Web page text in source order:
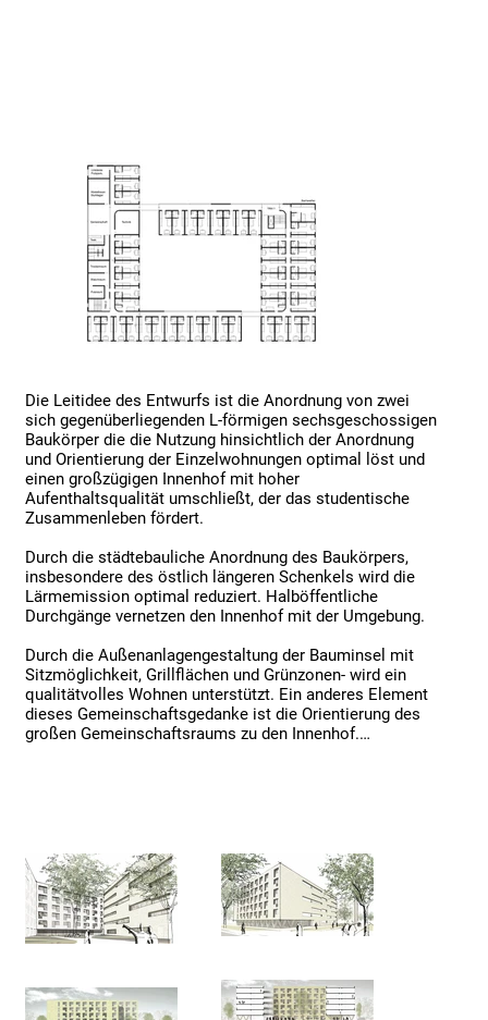
Die Leitidee des Entwurfs ist die Anordnung von zwei
sich gegenüberliegenden L-förmigen sechsgeschossigen
Baukörper die die Nutzung hinsichtlich der Anordnung
und Orientierung der Einzelwohnungen optimal löst und
einen großzügigen Innenhof mit hoher
Aufenthaltsqualität umschließt, der das studentische
Zusammenleben fördert.
Durch die städtebauliche Anordnung des Baukörpers,
insbesondere des östlich längeren Schenkels wird die
Lärmemission optimal reduziert. Halböffentliche
Durchgänge vernetzen den Innenhof mit der Umgebung.
Durch die Außenanlagengestaltung der Bauminsel mit
Sitzmöglichkeit, Grillflächen und Grünzonen- wird ein
qualitätvolles Wohnen unterstützt. Ein anderes Element
dieses Gemeinschaftsgedanke ist die Orientierung des
großen Gemeinschaftsraums zu den Innenhof.
Innenhof von Norden und von Süden gewährleisten eine
Durchquerung des Innenhofs, mit direktem Zugang zu
den Treppenhäusern an den gegenüberliegenden
Gebäudeecken.
So ist auch eine spätere gute Anbindung an spätere
Durch die Verbindungsstege und den abgerundeten
Flurecken entsteht ein geschossweise umlaufender